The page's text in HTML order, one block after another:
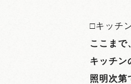
□キッチ
ここまで
キッチン
照明次第